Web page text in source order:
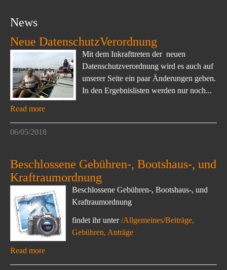
News
Neue DatenschutzVerordnung
Mit dem Inkrafttreten der neuen
Datenschutzverordnung wird es auch auf
unserer Seite ein paar Änderungen geben.
In den Ergebnislisten werden nur noch...
Read more
06/05/2018
Beschlossene Gebühren-, Bootshaus-, und
Kraftraumordnung
Beschlossene Gebühren-, Bootshaus-, und
Kraftraumordnung
findet ihr unter/Allgemeines/Beiträge,
Gebühren, Anträge
Read more